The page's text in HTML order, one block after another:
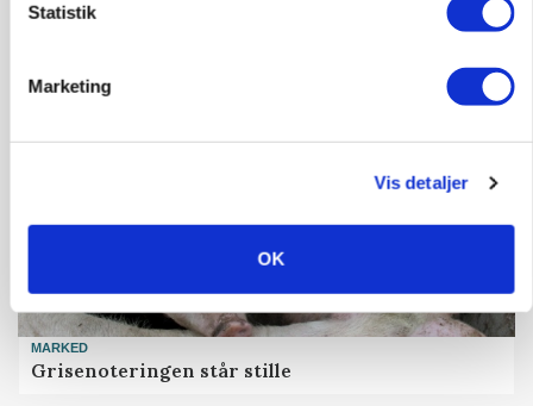
Statistik
Marketing
Vis detaljer
OK
MARKED
Grisenoteringen står stille